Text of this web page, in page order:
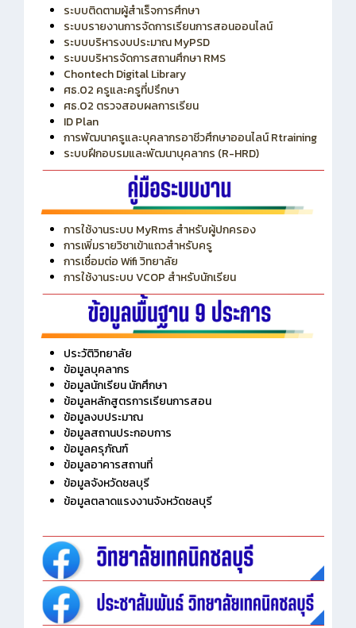
ระบบติดตามผู้สำเร็จการศึกษา
ระบบรายงานการจัดการเรียนการสอนออนไลน์
ระบบบริหารงบประมาณ MyPSD
ระบบบริหารจัดการสถานศึกษา RMS
Chontech Digital Library
ศธ.02 ครูและครูที่ปรึกษา
ศธ.02 ตรวจสอบผลการเรียน
ID Plan
การพัฒนาครูและบุคลากรอาชีวศึกษาออนไลน์ Rtraining
ระบบฝึกอบรมและพัฒนาบุคลากร (R-HRD)
การใช้งานระบบ MyRms สำหรับผู้ปกครอง
การเพิ่มรายวิชาเข้าแถวสำหรับครู
การเชื่อมต่อ Wifi วิทยาลัย
การใช้งานระบบ VCOP สำหรับนักเรียน
ประวัติวิทยาลัย
ข้อมูลบุคลากร
ข้อมูลนักเรียน นักศึกษา
ข้อมูลหลักสูตรการเรียนการสอน
ข้อมูลงบประมาณ
ข้อมูลสถานประกอบการ
ข้อมูลครุภัณฑ์
ข้อมูลอาคารสถานที่
ข้อมูลจังหวัดชลบุรี